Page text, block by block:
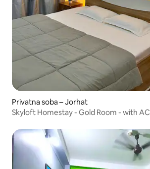
Privatna soba – Jorhat
Skyloft Homestay - Gold Room - with AC